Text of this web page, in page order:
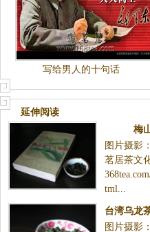
写给男人的十句话
延伸阅读
梅
图片摄影
茗居茶文
tml...
台湾乌龙
图片摄影